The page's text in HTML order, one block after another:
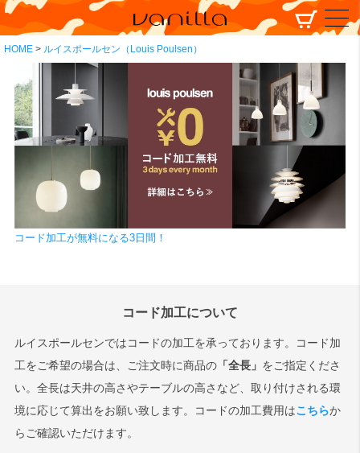
HOME ルイスポールセン（Louis Poulsen）
検索
コード加工が無料になる3日間！
コード加工について
ルイスポールセンではコードの加工を承っております。コード加
工をご希望の場合は、ご注文時に商品の「全長」 をご指定くださ
い。全長は天井の高さやテーブルの高さなど、取り付けされる環
境に応じて算出をお願い致します。コードの加工費用はこちらか
らご確認いただけます。